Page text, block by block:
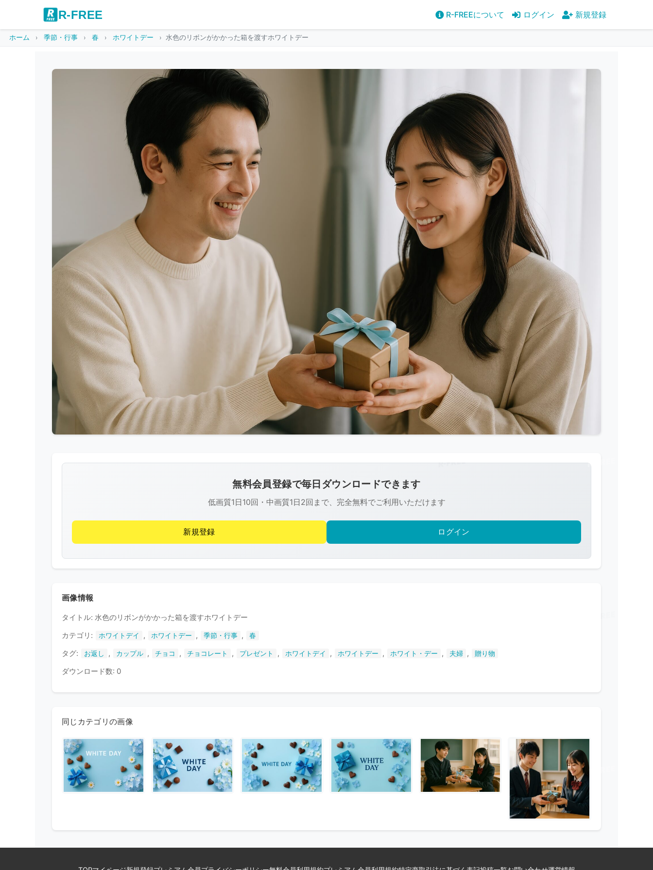
R-FREE R-FREEについて ログイン 新規登録
ホーム 季節・行事 春 ホワイトデー 水色のリボンがかかった箱を渡すホワイトデー
像
R-
FREE
著
作
権
無料会員登録で毎日ダウンロードできます
低画質1日10回・中画質1日2回まで、完全無料でご利用いただけます
新規登録 ログイン
画像情報
タイトル: 水色のリボンがかかった箱を渡すホワイトデー
カテゴリ:
ホワイトデイ , ホワイトデー , 季節・行事 , 春
タグ: お返し , カップル , チョコ , チョコレート , プレゼント , ホワイトデイ , ホワイトデー , ホワイト・デー , 夫婦 , 贈り物
ダウンロード数: 0
同じカテゴリの画像